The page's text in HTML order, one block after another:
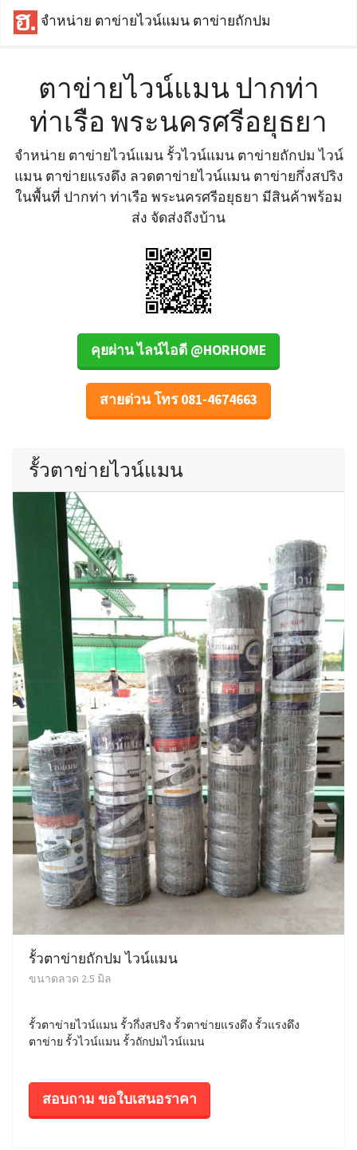
จำหน่าย ตาข่ายไวน์แมน ตาข่ายถักปม
ตาข่ายไวน์แมน ปากท่า
ท่าเรือ พระนครศรีอยุธยา
จำหน่าย ตาข่ายไวน์แมน รั้วไวน์แมน ตาข่ายถักปม ไวน์
แมน ตาข่ายแรงดึง ลวดตาข่ายไวน์แมน ตาข่ายกึ่งสปริง
ในพื้นที่ ปากท่า ท่าเรือ พระนครศรีอยุธยา มีสินค้าพร้อม
ส่ง จัดส่งถึงบ้าน
คุยผ่าน ไลน์ไอดี @HORHOME
สายด่วน โทร 081-4674663
รั้วตาข่ายไวน์แมน
รั้วตาข่ายถักปม ไวน์แมน
ขนาดลวด 2.5 มิล
รั้วตาข่ายไวน์แมน รั้วกึ่งสปริง รั้วตาข่ายแรงดึง รั้วแรงดึง
ตาข่าย รั้วไวน์แมน รั้วถักปมไวน์แมน
สอบถาม ขอใบเสนอราคา